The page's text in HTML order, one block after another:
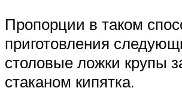
Пропорции в таком
приготовления
столовые ложки крупы
стаканом кипятка.